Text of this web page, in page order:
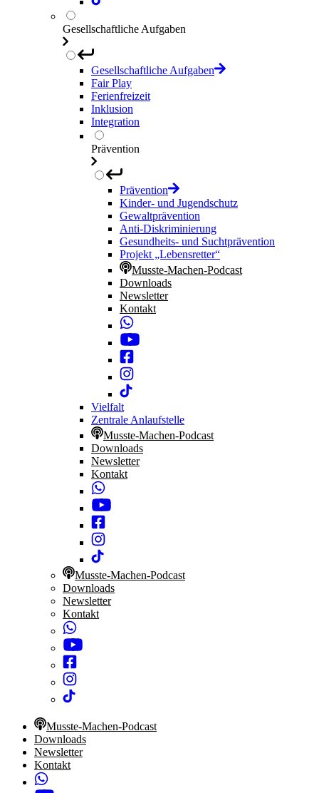
Gesellschaftliche Aufgaben
Gesellschaftliche Aufgaben
Fair Play
Ferienfreizeit
Inklusion
Integration
Prävention
Prävention
Kinder- und Jugendschutz
Gewaltprävention
Anti-Diskriminierung
Gesundheits- und Suchtprävention
Projekt „Lebensretter“
Musste-Machen-Podcast
Downloads
Newsletter
Kontakt
Vielfalt
Zentrale Anlaufstelle
Musste-Machen-Podcast
Downloads
Newsletter
Kontakt
Musste-Machen-Podcast
Downloads
Newsletter
Kontakt
Musste-Machen-Podcast
Downloads
Newsletter
Kontakt